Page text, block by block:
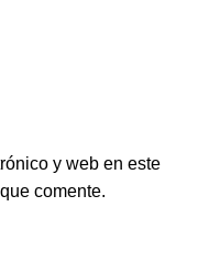
y web en este
comente.